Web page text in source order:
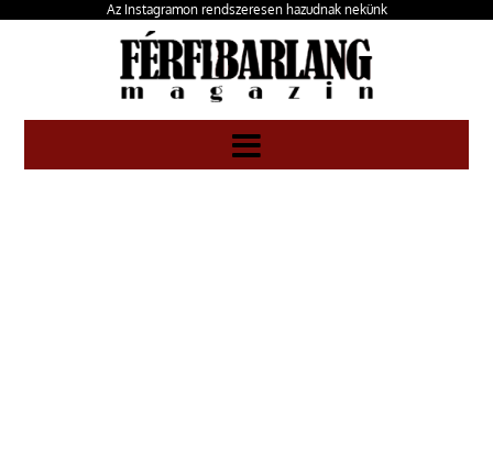
Az Instagramon rendszeresen hazudnak nekünk